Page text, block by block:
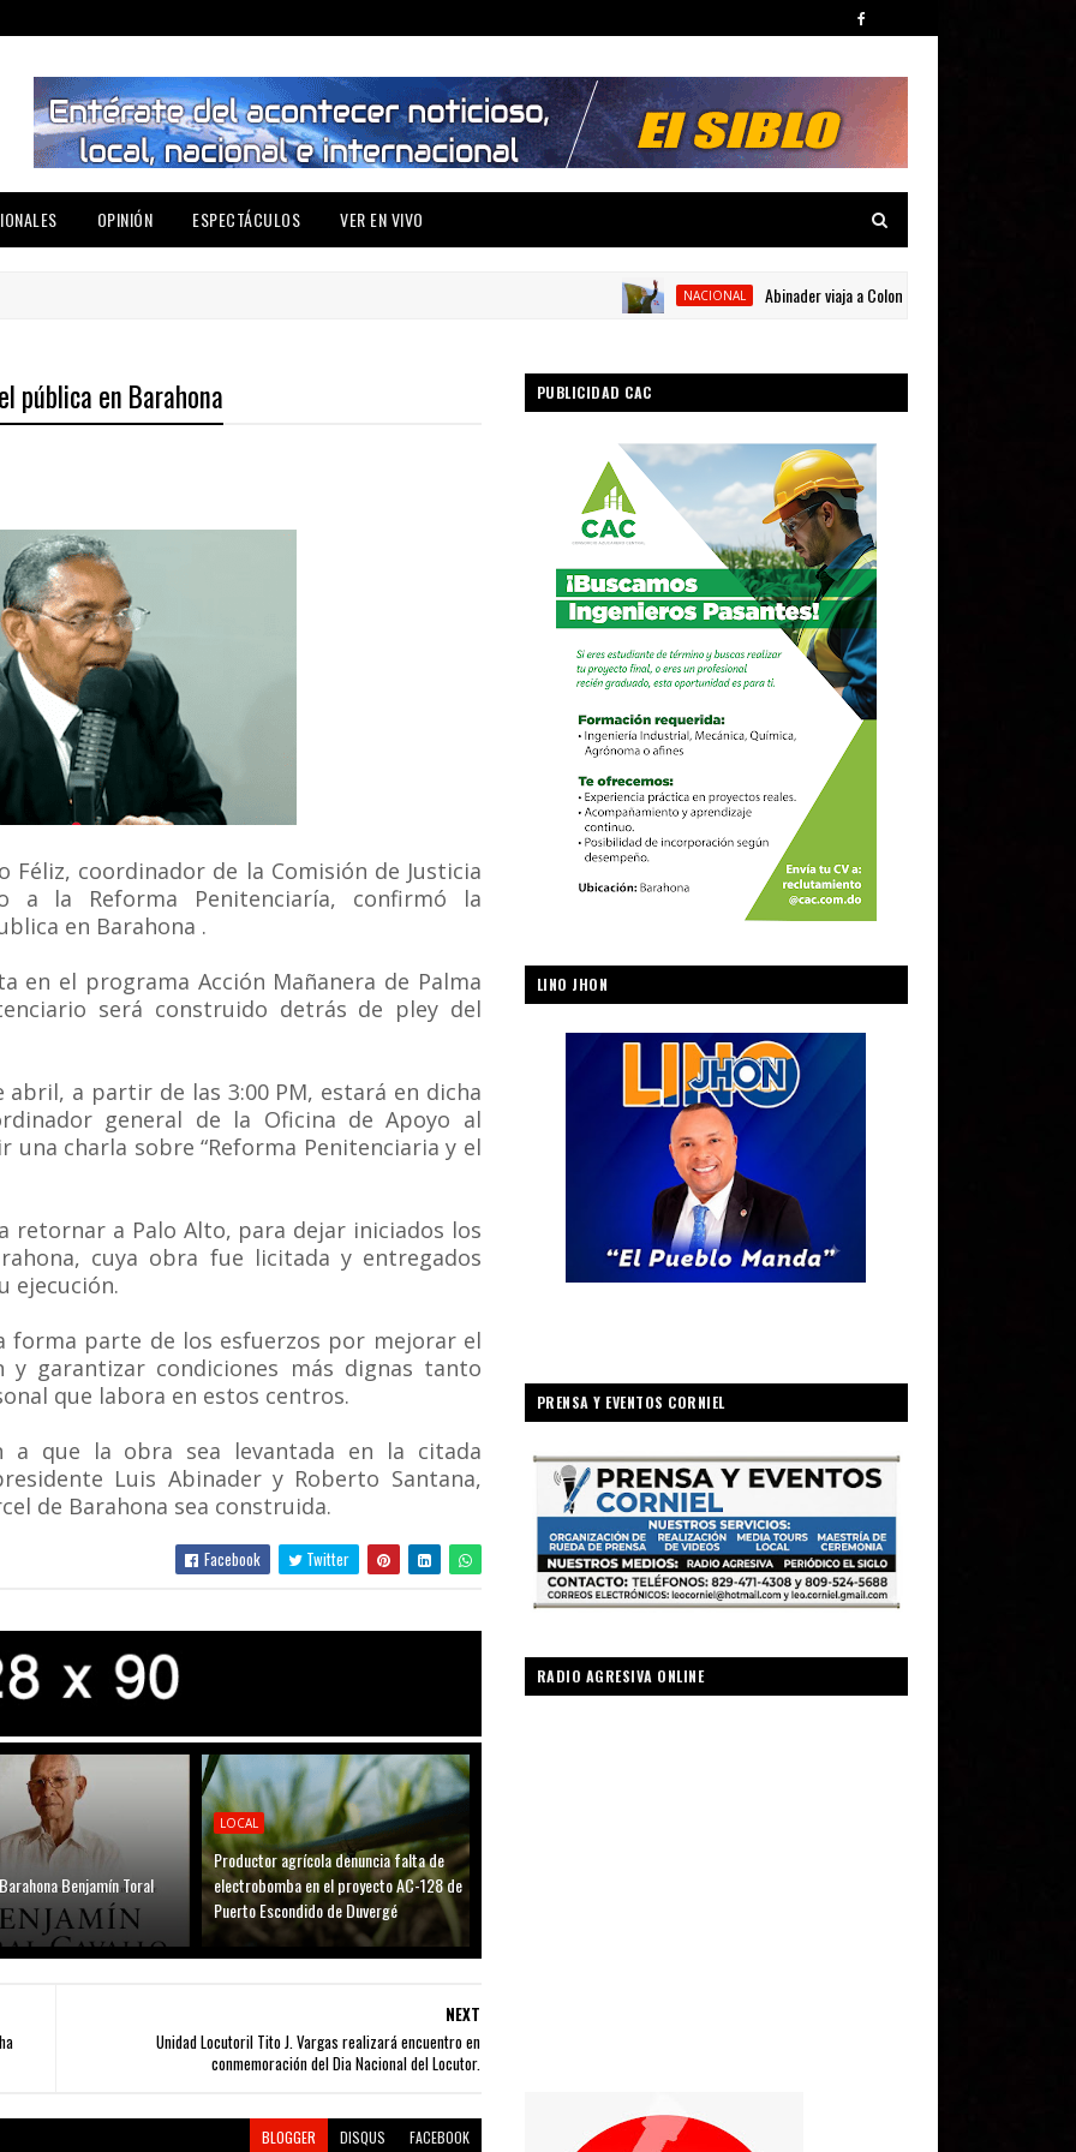
OPINIÓN ESPECTÁCULOS VER EN VIVO
NACIONAL Abinader viaja a Colombia para participar en la toma
pública en Barahona
Féliz, coordinador de la Comisión de Justicia
a la Reforma Penitenciaría, confirmó la
en Barahona .
en el programa Acción Mañanera de Palma
será construido detrás de pley del
a partir de las 3:00 PM, estará en dicha
general de la Oficina de Apoyo al
charla sobre “Reforma Penitenciaria y el
retornar a Palo Alto, para dejar iniciados los
cuya obra fue licitada y entregados
ejecución.
forma parte de los esfuerzos por mejorar el
garantizar condiciones más dignas tanto
que labora en estos centros.
a que la obra sea levantada en la citada
Luis Abinader y Roberto Santana,
de Barahona sea construida.
Facebook Twitter
Benjamín Toral
LOCAL
Productor agrícola denuncia falta de
electrobomba en el proyecto AC-128 de
Puerto Escondido de Duvergé
NEXT
Unidad Locutoril Tito J. Vargas realizará encuentro en
conmemoración del Dia Nacional del Locutor.
BLOGGER DISQUS FACEBOOK
PUBLICIDAD CAC
LINO JHON
PRENSA Y EVENTOS CORNIEL
RADIO AGRESIVA ONLINE